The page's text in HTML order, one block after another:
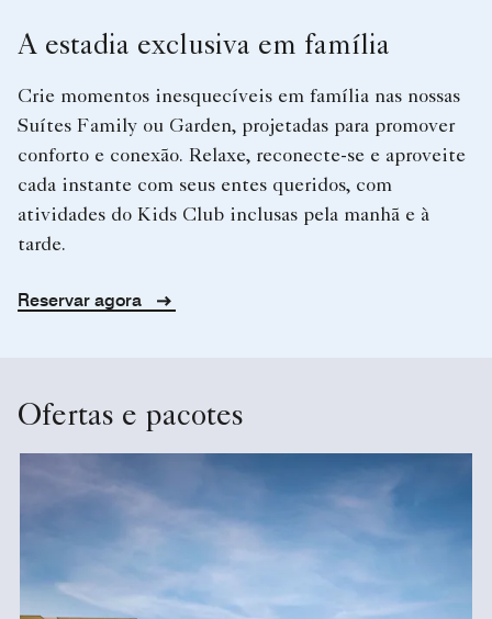
A estadia exclusiva em família
Crie momentos inesquecíveis em família nas nossas
Suítes Family ou Garden, projetadas para promover
conforto e conexão. Relaxe, reconecte-se e aproveite
cada instante com seus entes queridos, com
atividades do Kids Club inclusas pela manhã e à
tarde.
Reservar agora
Ofertas e pacotes